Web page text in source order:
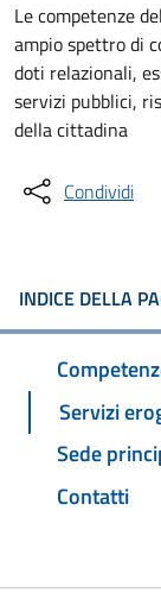
Le competenze
ampio spettro di
doti relazionali,
servizi pubblici,
della cittadina
Condividi
INDICE DELLA
Servizi
Sede
Contatti